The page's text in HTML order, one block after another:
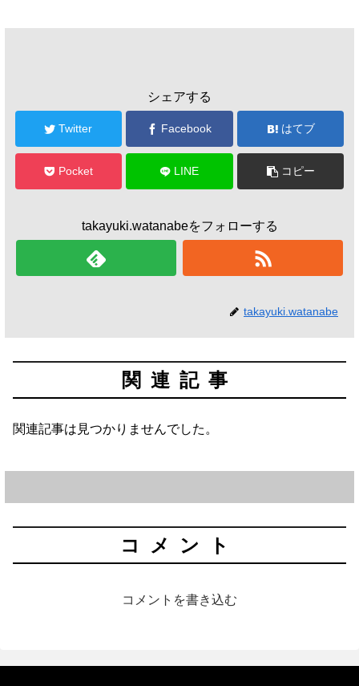
シェアする
Twitter Facebook はてブ
Pocket LINE コピー
takayuki.watanabeをフォローする
takayuki.watanabe
関連記事
関連記事は見つかりませんでした。
コメント
コメントを書き込む